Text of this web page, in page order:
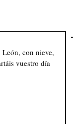
con nieve,
vuestro día